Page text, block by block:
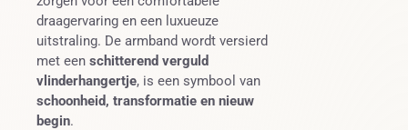
draagervaring en een luxueuze
uitstraling. De armband wordt versierd
met een schitterend verguld
vlinderhangertje, is een symbool van
schoonheid, transformatie en nieuw
begin.